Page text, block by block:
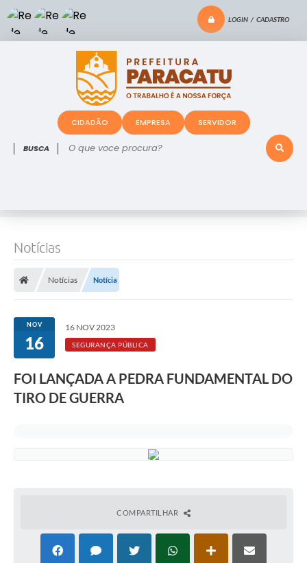
LOGIN / CADASTRO
O que voce procura?
CIDADÃO EMPRESA SERVIDOR
Notícias
Notícias Notícia
NOV
16
16 NOV 2023
SEGURANÇA PÚBLICA
FOI LANÇADA A PEDRA FUNDAMENTAL DO
TIRO DE GUERRA
COMPARTILHAR